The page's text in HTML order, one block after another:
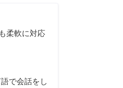
柔軟に対応
で会話をし